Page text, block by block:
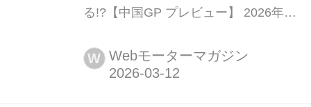
る!?【中国GP プレビュー】 2026年3
上海インターナショナル・サーキット
で開幕する。第1戦オーストラリアGP
W Webモーターマガジン